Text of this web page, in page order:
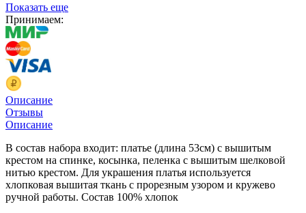
Показать еще
Принимаем:
Описание
Отзывы
Описание
В состав набора входит: платье (длина 53см) с вышитым
крестом на спинке, косынка, пеленка с вышитым шелковой
нитью крестом. Для украшения платья используется
хлопковая вышитая ткань с прорезным узором и кружево
ручной работы. Состав 100% хлопок